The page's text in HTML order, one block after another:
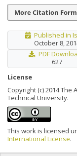
More Citation
Published in
October 8,
PDF
627
License
Copyright (c) 2014
Technical University.
This work is licensed
International License.